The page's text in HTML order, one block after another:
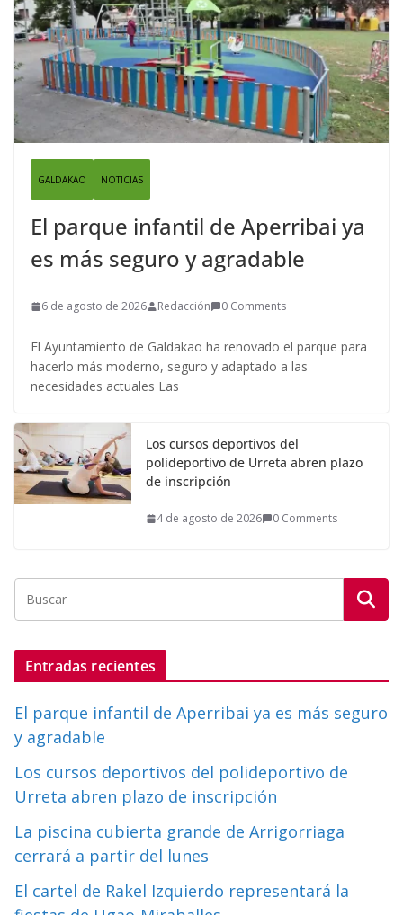
GALDAKAO NOTICIAS
El parque infantil de Aperribai ya
es más seguro y agradable
6 de agosto de 2026 Redacción 0 Comments
El Ayuntamiento de Galdakao ha renovado el parque para
hacerlo más moderno, seguro y adaptado a las
necesidades actuales Las
Los cursos deportivos del
polideportivo de Urreta abren plazo
de inscripción
4 de agosto de 2026 0 Comments
Entradas recientes
El parque infantil de Aperribai ya es más seguro
y agradable
Los cursos deportivos del polideportivo de
Urreta abren plazo de inscripción
La piscina cubierta grande de Arrigorriaga
cerrará a partir del lunes
El cartel de Rakel Izquierdo representará la